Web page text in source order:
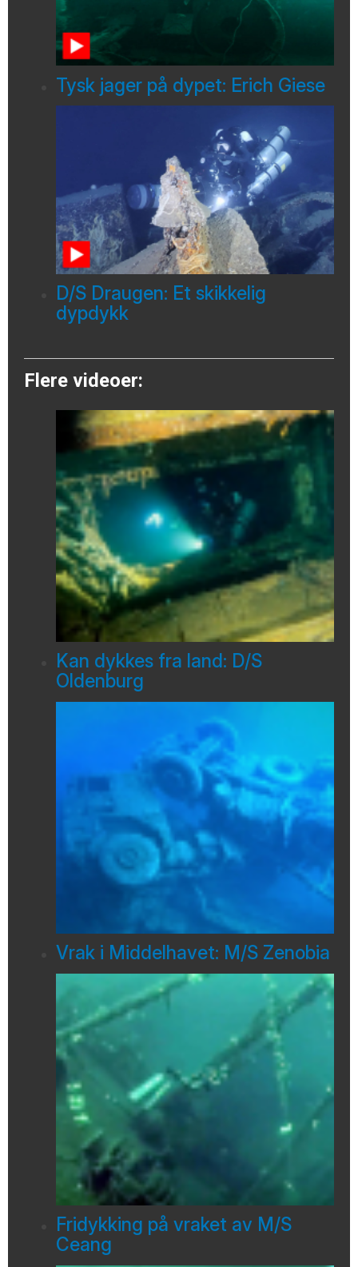
Tysk jager på dypet: Erich Giese
D/S Draugen: Et skikkelig
dypdykk
Flere videoer:
Kan dykkes fra land: D/S
Oldenburg
Vrak i Middelhavet: M/S Zenobia
Fridykking på vraket av M/S
Ceang